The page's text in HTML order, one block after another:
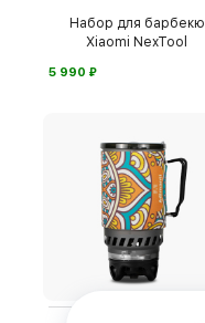
Набор для барбекю
Xiaomi NexTool
5 990 ⃏